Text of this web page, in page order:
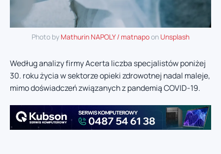
Photo by Mathurin NAPOLY / matnapoon Unsplash
Według analizy firmy Acerta liczba specjalistów poniżej
30. roku życia w sektorze opieki zdrowotnej nadal maleje,
mimo doświadczeń związanych z pandemią COVID-19.